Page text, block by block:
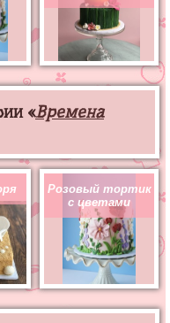
«Времена
Розовый тортик
с цветами